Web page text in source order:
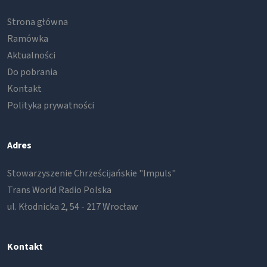
Strona główna
Ramówka
Aktualności
Do pobrania
Kontakt
Polityka prywatności
Adres
Stowarzyszenie Chrześcijańskie "Impuls"
Trans World Radio Polska
ul. Kłodnicka 2, 54 - 217 Wrocław
Kontakt